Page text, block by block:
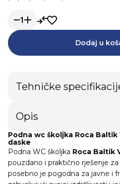
1
Dodaj u
Tehničke
Opis
Podna wc školjka Roca
daske
Podna WC školjka Roca Baltik
pouzdano i praktično rješenje
posebno je pogodna za javne i